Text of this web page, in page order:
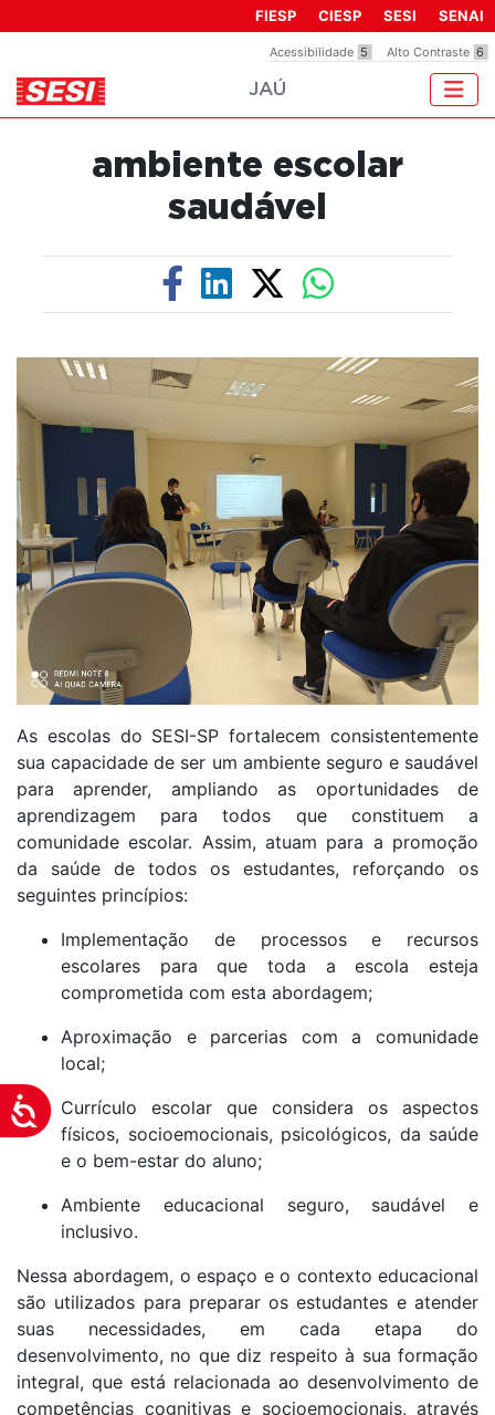
inclui
um
Acessibilidade
Acessibilidade 5 Alto Contraste 6
FIESP CIESP SESI SENAI
JAÚ
ambiente escolar
saudável
As escolas do SESI-SP fortalecem consistentemente
sua capacidade de ser um ambiente seguro e saudável
para aprender, ampliando as oportunidades de
aprendizagem para todos que constituem a
comunidade escolar. Assim, atuam para a promoção
da saúde de todos os estudantes, reforçando os
seguintes princípios:
Implementação de processos e recursos
escolares para que toda a escola esteja
comprometida com esta abordagem;
Aproximação e parcerias com a comunidade
local;
Currículo escolar que considera os aspectos
físicos, socioemocionais, psicológicos, da saúde
e o bem-estar do aluno;
Ambiente educacional seguro, saudável e
inclusivo.
Nessa abordagem, o espaço e o contexto educacional
são utilizados para preparar os estudantes e atender
suas necessidades, em cada etapa do
desenvolvimento, no que diz respeito à sua formação
integral, que está relacionada ao desenvolvimento de
competências cognitivas e socioemocionais, através